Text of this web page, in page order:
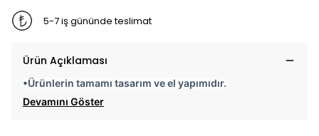
5-7 iş gününde teslimat
Ürün Açıklaması
•Ürünlerin tamamı tasarım ve el yapımıdır.
Devamını Göster